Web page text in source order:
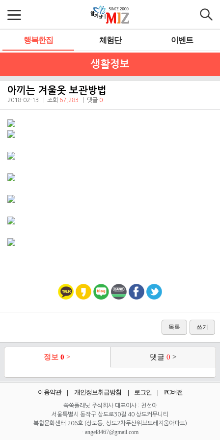
행복한집 체험단 이벤트
생활정보
아끼는 겨울옷 보관방법
2018-02-13 조회 67,283 댓글 0
목록 쓰기
정보 0 > 댓글 0 >
이용약관 개인정보취급방침 로그인 PC버전
쑥쑥플래닛 주식회사 대표이사 : 천선아
서울특별시 동작구 상도로30길 40 상도커뮤니티
복합문화센터 206호 (상도동, 상도2차두산위브트레지움아파트)
· angel8467@gmail.com